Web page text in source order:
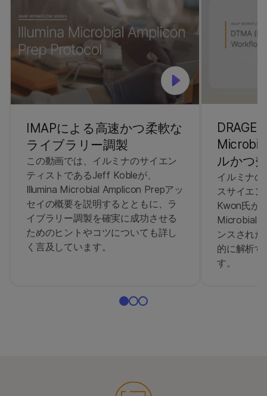
IMAPによる高速かつ柔軟な
ライブラリー調製
この動画では、イルミナのサイエン
ティストであるJeff Kobleが、
Illumina Microbial Amplicon Prepアッ
セイの概要を説明するとともに、ラ
イブラリー調製を確実に成功させる
ためのヒントやコツについても詳し
く言及しています。
ルかつ
イルミナ
スサイエ
Kwon氏が
Microbial
ンスされ
的に解析
す。